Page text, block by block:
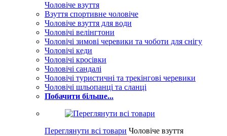
Чоловіче взуття
Взуття спортивне чоловіче
Чоловіче взуття для води
Чоловічі велінгтони
Чоловічі зимові черевики та чоботи для снігу
Чоловічі кеди
Чоловічі кросівки
Чоловічі сандалі
Чоловічі туристичні та трекінгові черевики
Чоловічі шльопанці та сланці
Побачити більше...
Переглянути всі товари Чоловіче взуття